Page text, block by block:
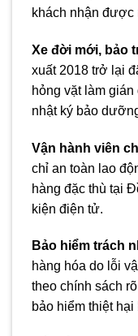
khách nhận được
Xe đời mới, bảo
xuất 2018 trở lại
hỏng vặt làm
nhật ký bảo
Vận hành viên
chỉ an toàn lao
hàng đặc thù tại
kiện điện tử.
Bảo hiểm trách
hàng hóa do lỗi
theo chính sách
bảo hiểm thiệt